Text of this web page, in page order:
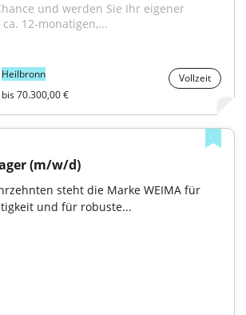
und werden Sie Ihr eigener
12-monatigen,...
Heilbronn
Vollzeit
70.300,00 €
(m/w/d)
steht die Marke WEIMA für
und für robuste...